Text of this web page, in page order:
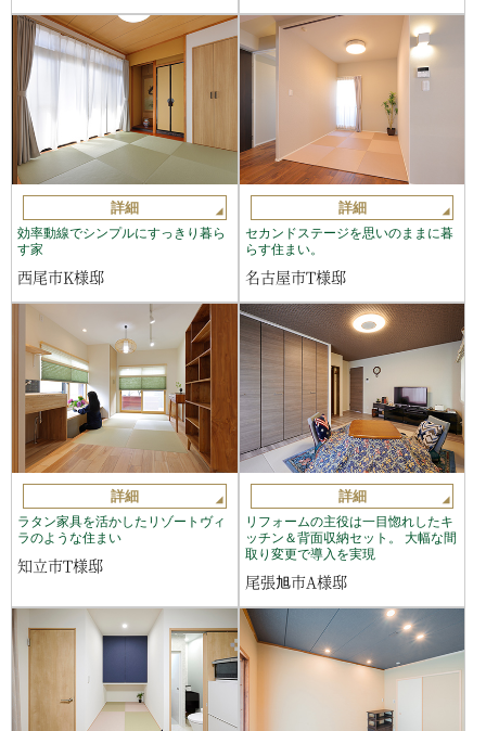
詳細
効率動線でシンプルにすっきり暮ら
す家
西尾市K様邸
詳細
セカンドステージを思いのままに暮
らす住まい。
名古屋市T様邸
詳細
ラタン家具を活かしたリゾートヴィ
ラのような住まい
知立市T様邸
詳細
リフォームの主役は一目惚れしたキ
ッチン＆背面収納セット。 大幅な間
取り変更で導入を実現
尾張旭市A様邸